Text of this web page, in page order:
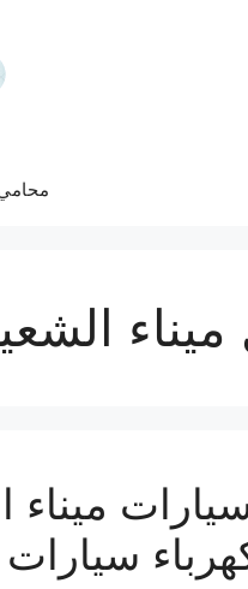
سيارات